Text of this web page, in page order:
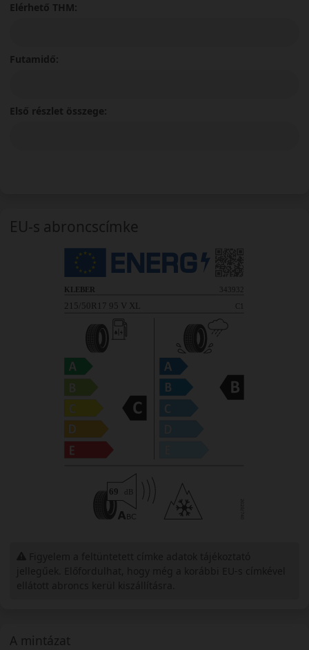
A mintázat
Elérhető THM:
Futamidő:
Első részlet összege:
EU-s abroncscímke